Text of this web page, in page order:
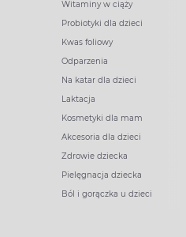
Witaminy w ciąży
Probiotyki dla dzieci
Kwas foliowy
Odparzenia
Na katar dla dzieci
Laktacja
Kosmetyki dla mam
Akcesoria dla dzieci
Zdrowie dziecka
Pielęgnacja dziecka
Ból i gorączka u dzieci